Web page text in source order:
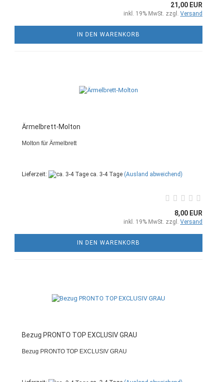
21,00 EUR
inkl. 19% MwSt. zzgl. Versand
IN DEN WARENKORB
Ärmelbrett-Molton
Molton für Ärmelbrett
Lieferzeit: ca. 3-4 Tage (Ausland abweichend)
8,00 EUR
inkl. 19% MwSt. zzgl. Versand
IN DEN WARENKORB
Bezug PRONTO TOP EXCLUSIV GRAU
Bezug PRONTO TOP EXCLUSIV GRAU